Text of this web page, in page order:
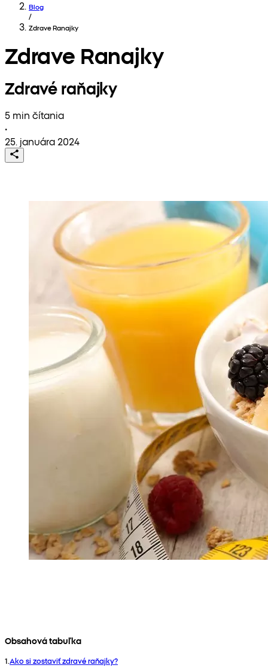
Blog
/
Zdrave Ranajky
Zdrave Ranajky
Zdravé raňajky
5 min čítania
•
25. januára 2024
Obsahová tabuľka
1.Ako si zostaviť zdravé raňajky?